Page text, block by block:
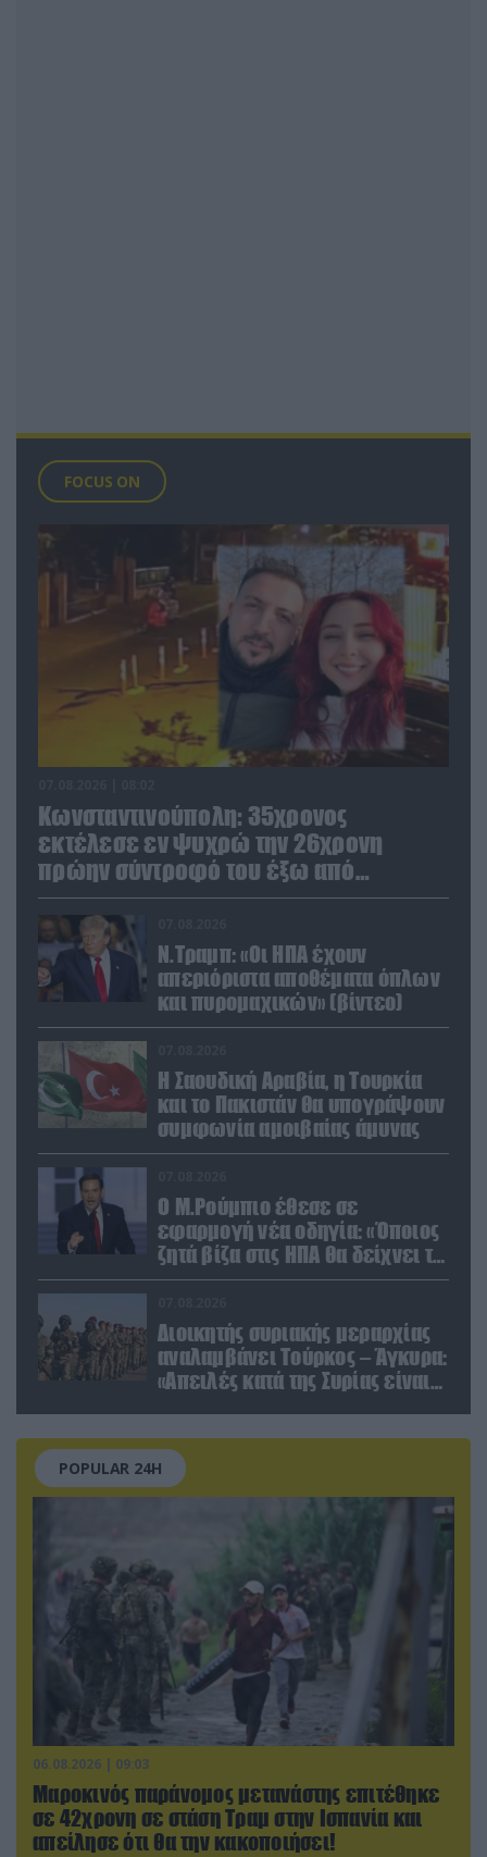
FOCUS ON
Κωνσταντινούπολη: 35χρονος
εκτέλεσε εν ψυχρώ την 26χρονη
πρώην σύντροφό του έξω από
φαρμακείο (βίντεο)
Ν.Τραμπ: «Οι ΗΠΑ έχουν
απεριόριστα αποθέματα όπλων
και πυρομαχικών» (βίντεο)
Η Σαουδική Αραβία, η Τουρκία
και το Πακιστάν θα υπογράψουν
συμφωνία αμοιβαίας άμυνας
Ο Μ.Ρούμπιο έθεσε σε
εφαρμογή νέα οδηγία: «Όποιος
ζητά βίζα στις ΗΠΑ θα δείχνει τα
social media – Τίποτα κρυφό»
Διοικητής συριακής μεραρχίας
αναλαμβάνει Τούρκος – Άγκυρα:
«Απειλές κατά της Συρίας είναι
POPULAR 24H
06.08.2026 | 09:03
Μαροκινός παράνομος μετανάστης επιτέθηκε
σε 42χρονη σε στάση Τραμ στην Ισπανία και
απείλησε ότι θα την κακοποιήσει!